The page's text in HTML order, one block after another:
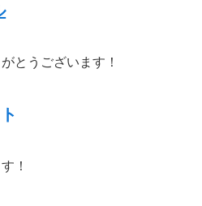
とうございます！
！